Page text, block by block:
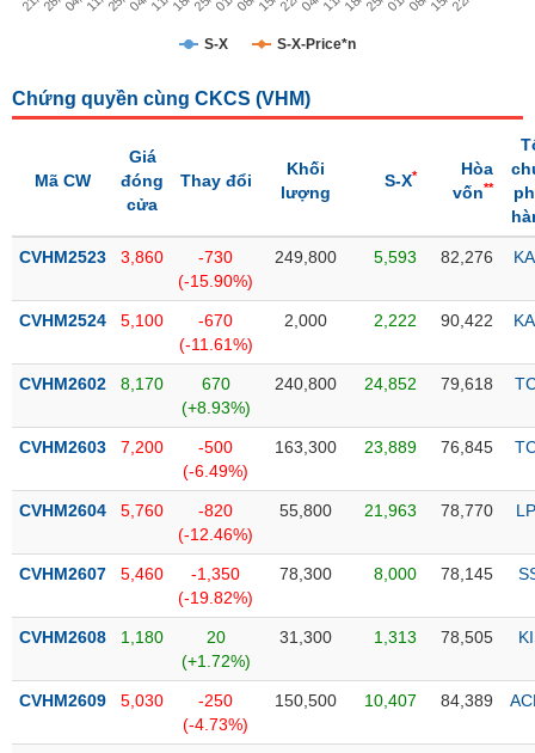
cổ
phiếu
mô
trường
yết
yết
mới
Niêm
yết
sung
niêm
Theo
đặc
biệt
Không
S-X S-X-Price*n
Chứng quyền cùng CKCS (VHM)
Mã CW
Giá
đóng
cửa
Thay đổi
Khối
lượng
S-X*
Hòa
vốn**
CVHM2523 3,860
-730
(-15.90%)
249,800 5,593 82,276
CVHM2524 5,100
-670
(-11.61%)
2,000 2,222 90,422
CVHM2602 8,170
670
(+8.93%)
240,800 24,852 79,618
CVHM2603 7,200
-500
(-6.49%)
163,300 23,889 76,845
CVHM2604 5,760
-820
(-12.46%)
55,800 21,963 78,770
CVHM2607 5,460
-1,350
(-19.82%)
78,300 8,000 78,145
CVHM2608 1,180
20
(+1.72%)
31,300 1,313 78,505
CVHM2609 5,030
-250
(-4.73%)
150,500 10,407 84,389
DOANH
PHIẾU
SINH
TRÁI
CÔNG
ĐẦU